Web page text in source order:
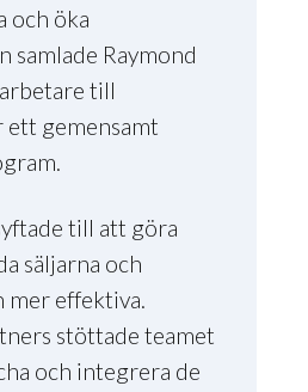
och öka
Raymond
till
gemensamt
till att göra
säljarna och
mer effektiva.
stöttade teamet
och integrera de